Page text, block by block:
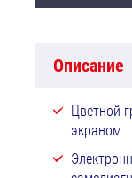
Описание
Цветной
экраном